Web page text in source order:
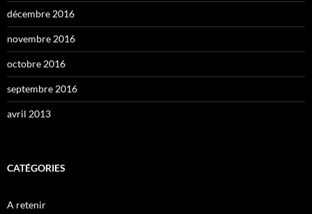
décembre 2016
novembre 2016
octobre 2016
septembre 2016
avril 2013
CATÉGORIES
A retenir